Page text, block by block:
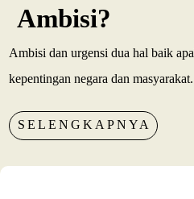
Ambisi?
Ambisi dan urgensi dua hal baik
kepentingan negara dan masyarakat.
SELENGKAPNYA